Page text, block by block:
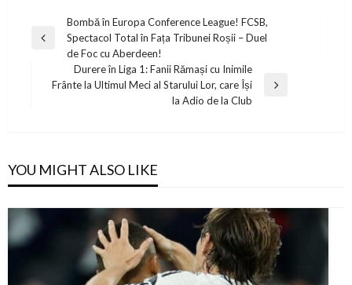
navigation
Previous
Bombă în Europa Conference League! FCSB,
Spectacol Total în Fața Tribunei Roșii – Duel
de Foc cu Aberdeen!
Next
Durere în Liga 1: Fanii Rămași cu Inimile
Frânte la Ultimul Meci al Starului Lor, care Își
Ia Adio de la Club
YOU MIGHT ALSO LIKE